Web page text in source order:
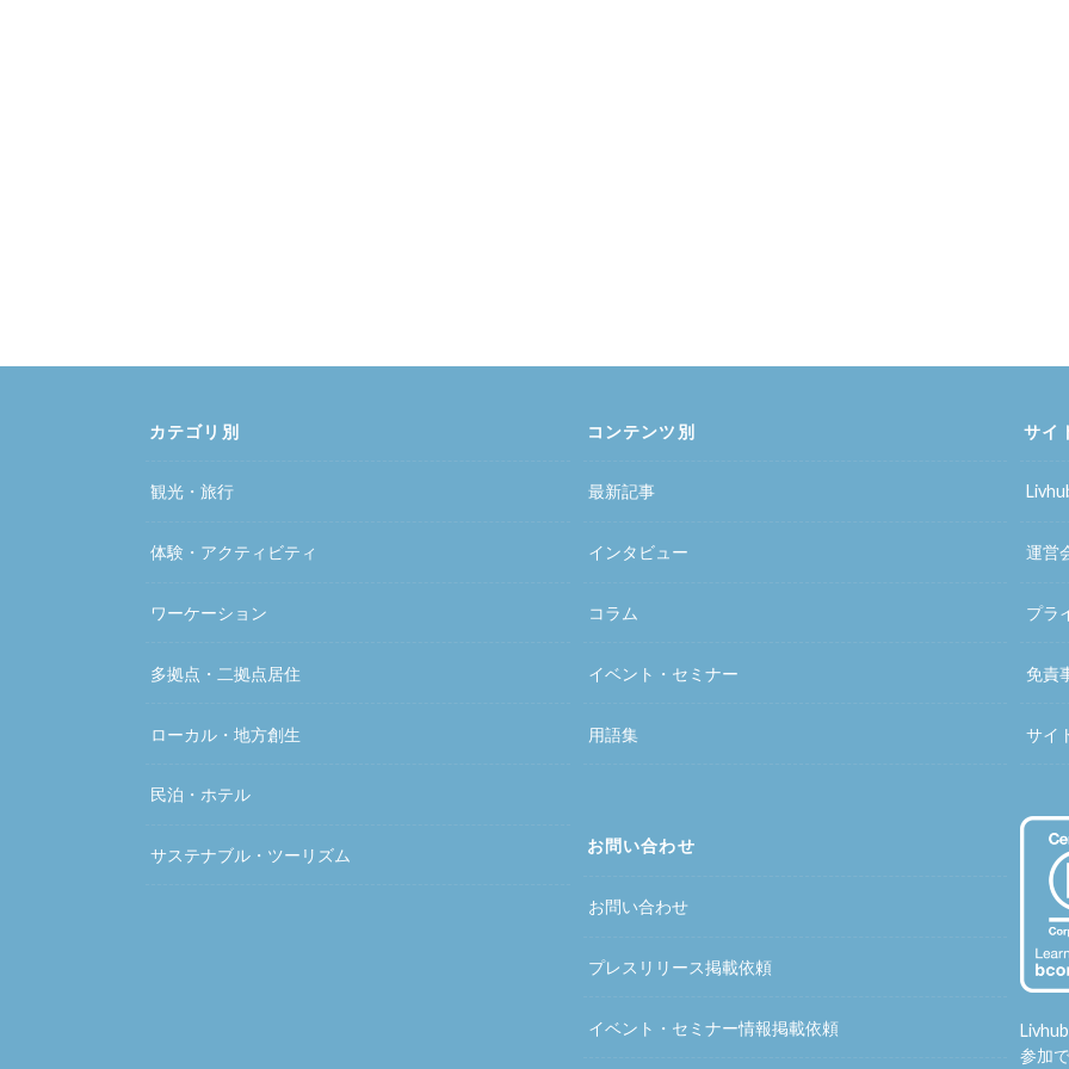
カテゴリ別
観光・旅行
体験・アクティビティ
ワーケーション
多拠点・二拠点居住
ローカル・地方創生
民泊・ホテル
サステナブル・ツーリズム
コンテンツ別
最新記事
インタビュー
コラム
イベント・セミナー
用語集
お問い合わせ
お問い合わせ
プレスリリース掲載依頼
イベント・セミナー情報掲載依頼
サイ
運営
プラ
免責
サイ
参加